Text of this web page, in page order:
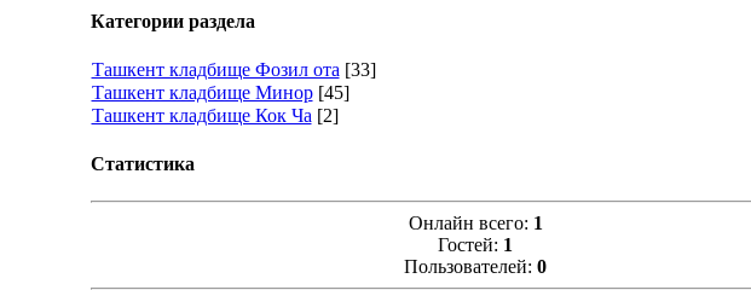
Категории раздела
Ташкент кладбище Фозил ота [33]
Ташкент кладбище Минор [45]
Ташкент кладбище Кок Ча [2]
Статистика
Онлайн всего: 1
Гостей: 1
Пользователей: 0